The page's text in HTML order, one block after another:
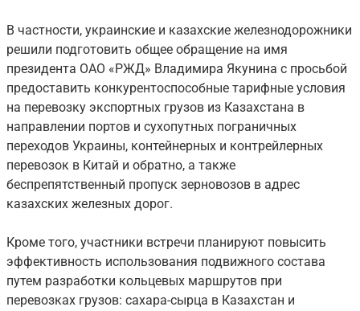
В частности, украинские и казахские железнодорожники
решили подготовить общее обращение на имя
президента ОАО «РЖД» Владимира Якунина с просьбой
предоставить конкурентоспособные тарифные условия
на перевозку экспортных грузов из Казахстана в
направлении портов и сухопутных пограничных
переходов Украины, контейнерных и контрейлерных
перевозок в Китай и обратно, а также
беспрепятственный пропуск зерновозов в адрес
казахских железных дорог.
Кроме того, участники встречи планируют повысить
эффективность использования подвижного состава
путем разработки кольцевых маршрутов при
перевозках грузов: сахара-сырца в Казахстан и